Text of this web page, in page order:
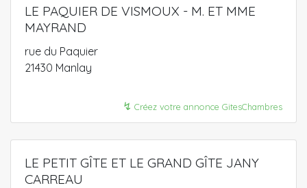
LE PAQUIER DE VISMOUX - M. ET MME
MAYRAND
rue du Paquier
21430 Manlay
↯ Créez votre annonce GitesChambres
LE PETIT GÎTE ET LE GRAND GÎTE JANY
CARREAU